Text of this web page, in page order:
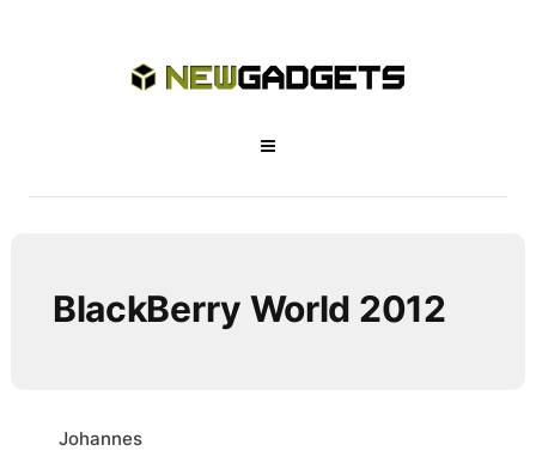
BlackBerry World 2012
Johannes